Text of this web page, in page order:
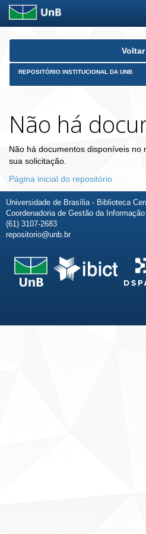
Skip
Voltar
REPOSITÓRIO INSTITUCIONAL DA UNB
Não há
Não há documentos disponíveis no
sua solicitação.
Página inicial do repositório
Universidade de Brasília - Biblioteca
Coordenadoria de Gestão da
(61) 3107-2683
repositorio@unb.br